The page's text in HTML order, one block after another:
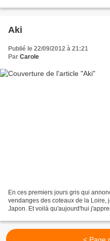
Aki
Publié le 22/09/2012 à 21:21
Par Carole
En ces premiers jours gris qui
vendanges des coteaux de la Loire,
Japon. Et voilà qu'aujourd'hui
< Page